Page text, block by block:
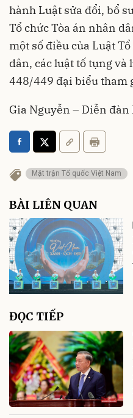
hành Luật sửa đổi, bổ
Tổ chức Tòa án nhân
một số điều của Luật
dân, các luật tố tụng
448/449 đại biểu tham
Gia Nguyễn – Diễn
Mặt trận Tổ quốc Việt Nam
BÀI LIÊN QUAN
ĐỌC TIẾP